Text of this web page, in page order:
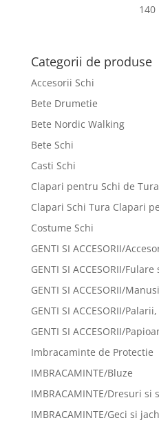
140
Categorii de produse
Accesorii Schi
Bete Drumetie
Bete Nordic Walking
Bete Schi
Casti Schi
Clapari pentru Schi de
Clapari Schi Tura Clapari
Costume Schi
GENTI SI ACCESORII/
GENTI SI ACCESORII/
GENTI SI ACCESORII/Manusi
GENTI SI ACCESORII/
GENTI SI ACCESORII/
Imbracaminte de Protectie
IMBRACAMINTE/Bluze
IMBRACAMINTE/Dresuri si
IMBRACAMINTE/Geci si